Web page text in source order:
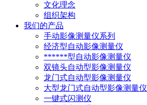
文化理念
组织架构
我们的产品
手动影像测量仪系列
经济型自动影像测量仪
******型自动影像测量仪
双镜头自动型影像测量仪
龙门式自动型影像测量仪
大型龙门式自动型影像测量仪
一键式闪测仪